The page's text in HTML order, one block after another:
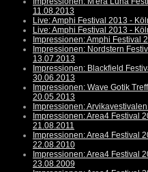
11.08.2013
Live: Amphi Festival 2013 -
Live: Amphi Festival 2013 -
Impressionen: Amphi Festival
Impressionen: Nordstern
13.07.2013
Impressionen: Blackfield
30.06.2013
Impressionen: Wave Gotik
20.05.2013
Impressionen:
Impressionen: Area4 Festival
21.08.2011
Impressionen: Area4 Festival
22.08.2010
Impressionen: Area4 Festival
23.08.2009